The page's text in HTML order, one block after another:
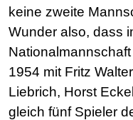
keine zweite
Wunder also, dass
1954 mit Fritz
Liebrich, Horst
gleich fünf Spieler